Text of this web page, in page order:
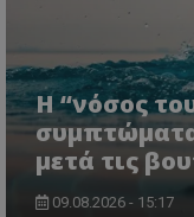
Η “νόσος
μετά τις
09.08.2026 - 15:17